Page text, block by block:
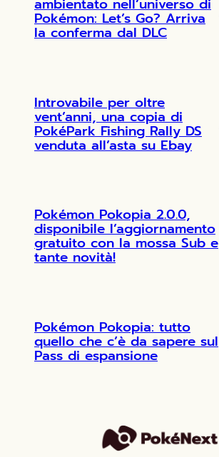
ambientato nell’universo di
Pokémon: Let’s Go? Arriva
la conferma dal DLC
Introvabile per oltre
vent’anni, una copia di
PokéPark Fishing Rally DS
venduta all’asta su Ebay
Pokémon Pokopia 2.0.0,
disponibile l’aggiornamento
gratuito con la mossa Sub e
tante novità!
Pokémon Pokopia: tutto
quello che c’è da sapere sul
Pass di espansione